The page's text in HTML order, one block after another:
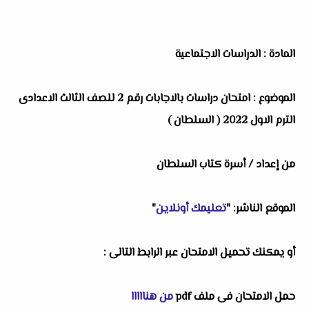
المادة : الدراسات الاجتماعية
الموضوع : امتحان دراسات بالاجابات رقم 2 للصف الثالث الاعدادى
الترم الاول 2022 ( السلطان )
من إعداد / أسرة كتاب السلطان
الموقع الناشر: "تعليمك أونلاين"
أو يمكنك تحميل الامتحان عبر الرابط التالى :
حمل الامتحان فى ملف pdf من هنااااا